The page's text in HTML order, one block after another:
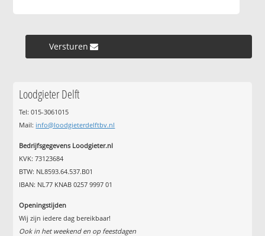
Versturen »
Loodgieter Delft
Tel: 015-3061015
Mail: info@loodgieterdelftbv.nl
Bedrijfsgegevens Loodgieter.nl
KVK: 73123684
BTW: NL8593.64.537.B01
IBAN: NL77 KNAB 0257 9997 01
Openingstijden
Wij zijn iedere dag bereikbaar!
Ook in het weekend en op feestdagen